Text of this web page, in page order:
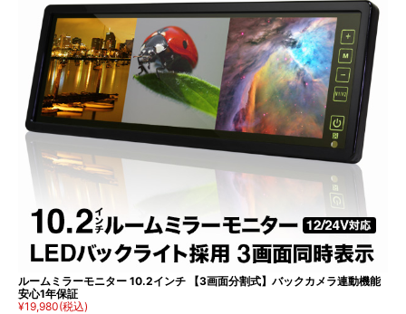
ルームミラーモニター 10.2インチ 【3画面分割式】バックカメラ連動機能
安心1年保証
¥19,980(税込)